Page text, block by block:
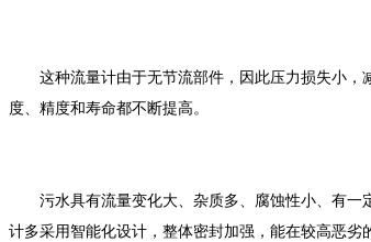
这种流量计由于无节流部件，因此压力损失小，
度、精度和寿命都不断提高。
污水具有流量变化大、杂质多、腐蚀性小、有一
计多采用智能化设计，整体密封加强，能在较高恶